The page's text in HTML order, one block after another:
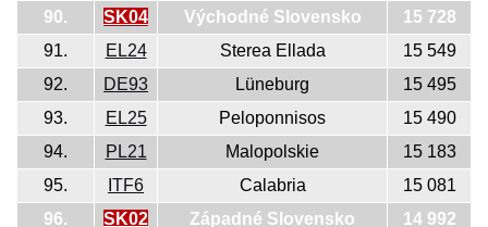
90.
SK04 Východné Slovensko
15 728
91.
EL24 Sterea Ellada
15 549
92.
DE93 Lüneburg
15 495
93.
EL25 Peloponnisos
15 490
94.
PL21 Malopolskie
15 183
95.
ITF6 Calabria
15 081
96.
SK02 Západné Slovensko
14 992